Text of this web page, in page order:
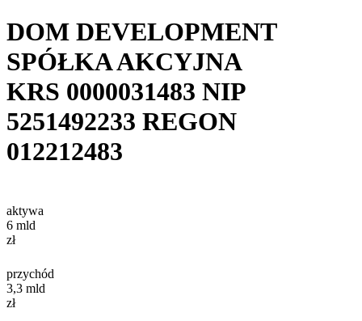
DOM DEVELOPMENT
SPÓŁKA AKCYJNA
KRS 0000031483 NIP
5251492233 REGON
012212483
aktywa
6 mld
zł
przychód
3,3 mld
zł